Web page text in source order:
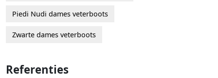
Piedi Nudi dames veterboots
Zwarte dames veterboots
Referenties